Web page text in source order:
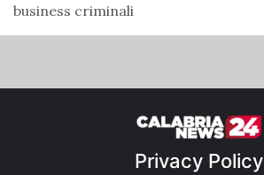
business criminali
Privacy Policy